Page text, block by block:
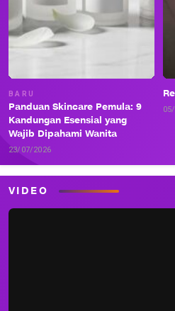
BARU
Panduan Skincare Pemula: 9
Kandungan Esensial yang
Wajib Dipahami Wanita
23/07/2026
VIDEO